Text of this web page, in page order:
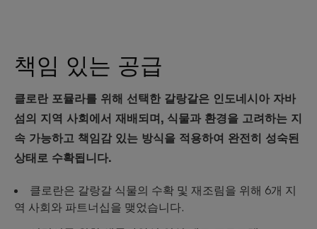
책임 있는 공급
클로란 포뮬라를 위해 선택한 갈랑갈은 인도네시아 자바
섬의 지역 사회에서 재배되며, 식물과 환경을 고려하는 지
속 가능하고 책임감 있는 방식을 적용하여 완전히 성숙된
상태로 수확됩니다.
클로란은 갈랑갈 식물의 수확 및 재조림을 위해 6개 지
역 사회와 파트너십을 맺었습니다.